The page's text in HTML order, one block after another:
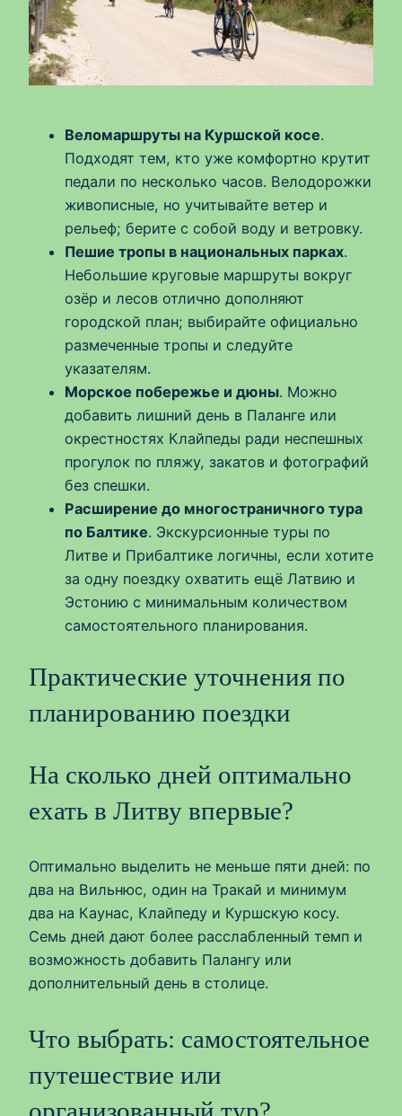
Веломаршруты на Куршской косе.
Подходят тем, кто уже комфортно крутит
педали по несколько часов. Велодорожки
живописные, но учитывайте ветер и
рельеф; берите с собой воду и ветровку.
Пешие тропы в национальных парках.
Небольшие круговые маршруты вокруг
озёр и лесов отлично дополняют
городской план; выбирайте официально
размеченные тропы и следуйте
указателям.
Морское побережье и дюны. Можно
добавить лишний день в Палангe или
окрестностях Клайпеды ради неспешных
прогулок по пляжу, закатов и фотографий
без спешки.
Расширение до многостраничного тура
по Балтике. Экскурсионные туры по
Литве и Прибалтике логичны, если хотите
за одну поездку охватить ещё Латвию и
Эстонию с минимальным количеством
самостоятельного планирования.
Практические уточнения по
планированию поездки
На сколько дней оптимально
ехать в Литву впервые?
Оптимально выделить не меньше пяти дней: по
два на Вильнюс, один на Тракай и минимум
два на Каунас, Клайпеду и Куршскую косу.
Семь дней дают более расслабленный темп и
возможность добавить Палангy или
дополнительный день в столице.
Что выбрать: самостоятельное
путешествие или